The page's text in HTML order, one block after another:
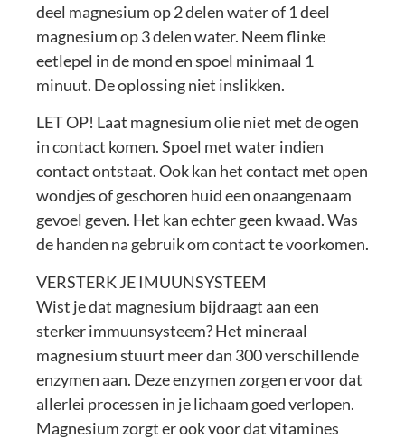
deel magnesium op 2 delen water of 1 deel
magnesium op 3 delen water. Neem flinke
eetlepel in de mond en spoel minimaal 1
minuut. De oplossing niet inslikken.
LET OP! Laat magnesium olie niet met de ogen
in contact komen. Spoel met water indien
contact ontstaat. Ook kan het contact met open
wondjes of geschoren huid een onaangenaam
gevoel geven. Het kan echter geen kwaad. Was
de handen na gebruik om contact te voorkomen.
VERSTERK JE IMUUNSYSTEEM
Wist je dat magnesium bijdraagt aan een
sterker immuunsysteem? Het mineraal
magnesium stuurt meer dan 300 verschillende
enzymen aan. Deze enzymen zorgen ervoor dat
allerlei processen in je lichaam goed verlopen.
Magnesium zorgt er ook voor dat vitamines